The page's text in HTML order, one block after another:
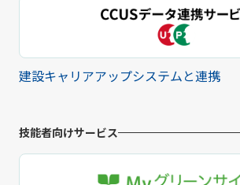
建設キャリアアップシステムと連携
技能者向けサービス